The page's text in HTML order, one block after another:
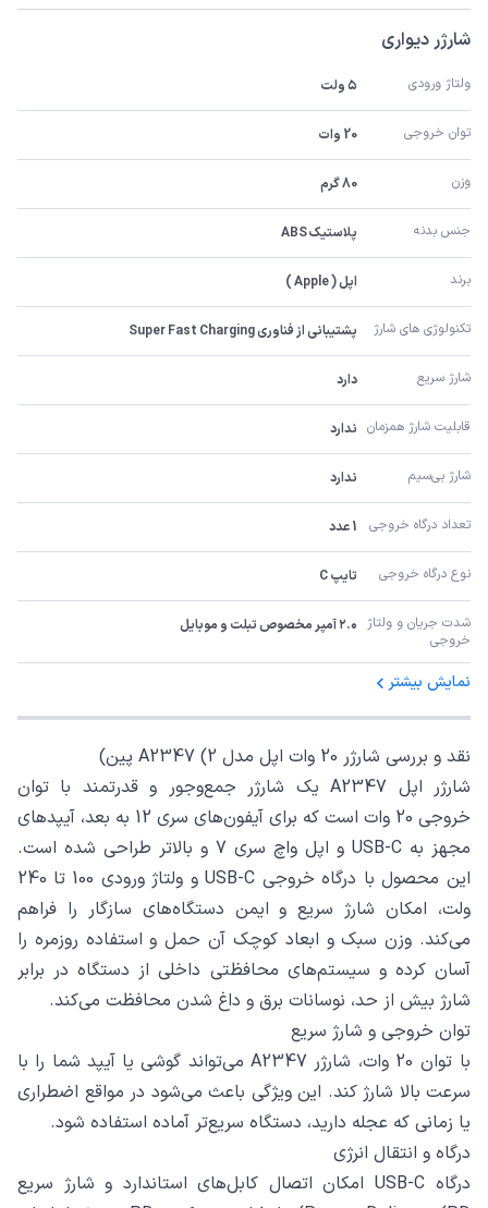
شارژر دیواری
ولتاژ ورودی ۵ ولت
توان خروجی 20 وات
وزن 80 گرم
جنس بدنه پلاستیک ABS
برند اپل ( Apple )
تکنولوژی های شارژ پشتیبانی از فناوری Super Fast Charging
شارژ سریع دارد
قابلیت شارژ همزمان ندارد
شارژ بی‌سیم ندارد
تعداد درگاه خروجی 1 عدد
نوع درگاه خروجی تایپ C
خروجی
۲.۰ آمپر مخصوص تبلت و موبایل
نمایش بیشتر
نقد و بررسی شارژر 20 وات اپل مدل A2347 (2 پین)
شارژر اپل A2347 یک شارژر جمع‌وجور و قدرتمند با توان
خروجی 20 وات است که برای آیفون‌های سری 12 به بعد، آیپدهای
مجهز به USB-C و اپل واچ سری 7 و بالاتر طراحی شده است.
این محصول با درگاه خروجی USB-C و ولتاژ ورودی 100 تا 240
ولت، امکان شارژ سریع و ایمن دستگاه‌های سازگار را فراهم
می‌کند. وزن سبک و ابعاد کوچک آن حمل و استفاده روزمره را
آسان کرده و سیستم‌های محافظتی داخلی از دستگاه در برابر
شارژ بیش از حد، نوسانات برق و داغ شدن محافظت می‌کند.
توان خروجی و شارژ سریع
با توان 20 وات، شارژر A2347 می‌تواند گوشی یا آیپد شما را با
سرعت بالا شارژ کند. این ویژگی باعث می‌شود در مواقع اضطراری
یا زمانی که عجله دارید، دستگاه سریع‌تر آماده استفاده شود.
درگاه و انتقال انرژی
درگاه USB-C امکان اتصال کابل‌های استاندارد و شارژ سریع